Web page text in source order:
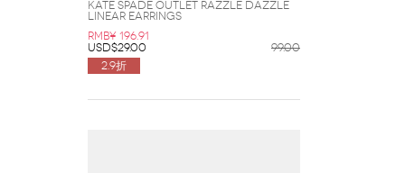
Kate Spade Outlet Razzle Dazzle
Linear Earrings
RMB¥ 196.91
USD$29.00
99.00
2.9折